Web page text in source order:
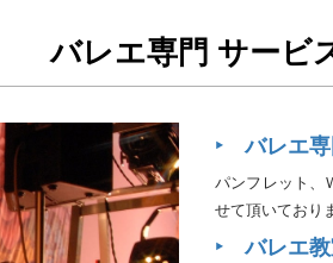
バレエ専門 サービ
‣ バレエ専
パンフレット、
せて頂いており
‣ バレエ教